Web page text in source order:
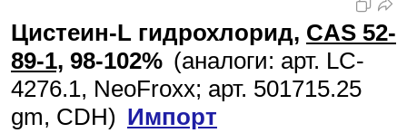
Библиотека
Войти
Цистеин-L гидрохлорид, CAS 52-
89-1, 98-102% (аналоги: арт. LC-
4276.1, NeoFroxx; арт. 501715.25
gm, CDH) Импорт